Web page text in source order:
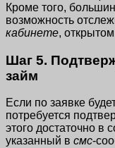
Кроме того,
возможность
кабинете,
Шаг 5.
займ
Если по заявке
потребуется
этого достаточно в
указанный в смс-